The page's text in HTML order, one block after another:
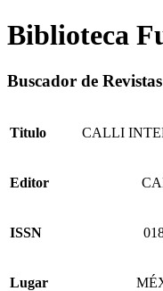
Biblioteca
Buscador de
Titulo CALLI
Editor
ISSN
Lugar